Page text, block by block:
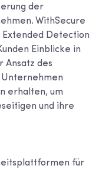
der
WithSecure
Extended Detection
Einblicke in
Ansatz des
Unternehmen
erhalten, um
und ihre
für